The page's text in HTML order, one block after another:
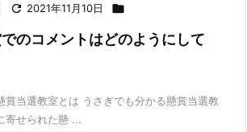
 2021年11月10日 
のコメントはどのようにして
賞当選教室とは うさぎでも分かる懸賞当選教
寄せられた懸 ...